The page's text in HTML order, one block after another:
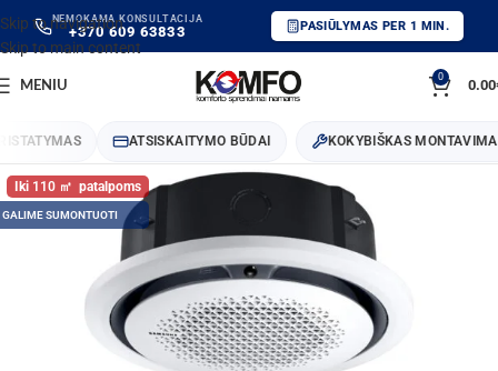
Skip to navigation
Skip to main content
NEMOKAMA KONSULTACIJA
+370 609 63833 PASIŪLYMAS PER 1 MIN.
MENIU
0 0.00
ATSISKAITYMO BŪDAI KOKYBIŠKAS MONTAVIMAS
110
GALIME SUMONTUOTI